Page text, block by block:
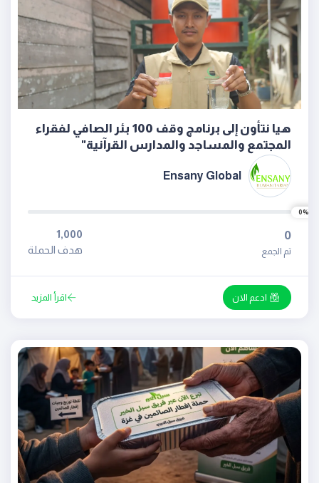
هيا نتأون إلى برنامج وقف 100 بئر الصافي لفقراء
المجتمع والمساجد والمدارس القرآنية"
Ensany Global
0%
0
تم الجمع
1,000
هدف الحملة
ادعم الان اقرأ المزيد